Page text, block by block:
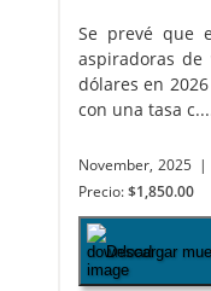
Se prevé que
aspiradoras
dólares en
con una tasa
November, 2025 |
Precio: $1,850.00
Descargar